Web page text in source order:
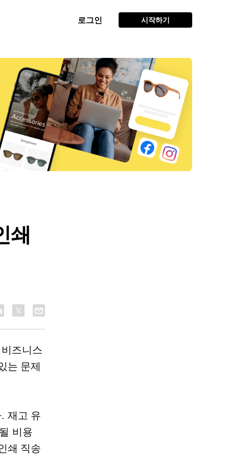
로그인 시작하기
쇄
즈니스
는 문제
재고 유
비용
쇄 직송